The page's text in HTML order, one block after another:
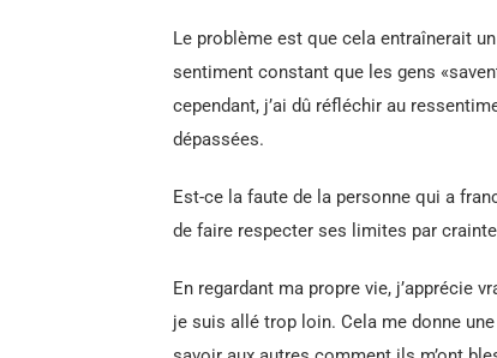
Le problème est que cela entraînerait
sentiment constant que les gens
cependant, j’ai dû réfléchir au
dépassées.
Est-ce la faute de la personne qui a
de faire respecter ses limites par crainte
En regardant ma propre vie, j’apprécie
je suis allé trop loin. Cela me donne